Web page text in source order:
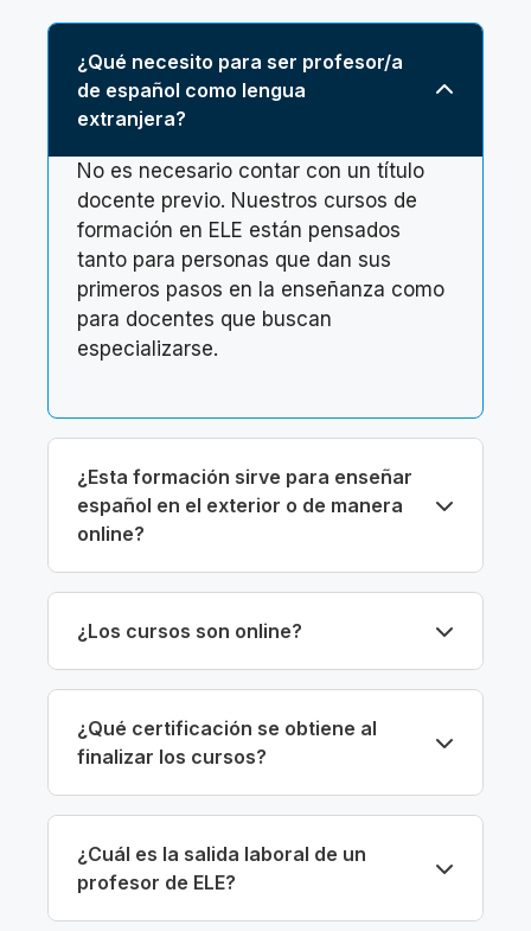
¿Qué necesito para ser profesor/a
de español como lengua
extranjera?
No es necesario contar con un título
docente previo. Nuestros cursos de
formación en ELE están pensados
tanto para personas que dan sus
primeros pasos en la enseñanza como
para docentes que buscan
especializarse.
¿Esta formación sirve para enseñar
español en el exterior o de manera
online?
¿Los cursos son online?
¿Qué certificación se obtiene al
finalizar los cursos?
¿Cuál es la salida laboral de un
profesor de ELE?